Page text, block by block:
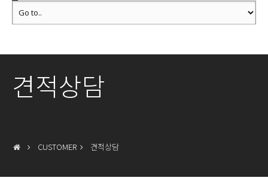
견적상담
CUSTOMER 견적상담